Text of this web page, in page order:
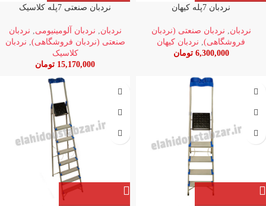
نردبان 7پله کیهان
نردبان
نردبان صنعتی (نردبان
فروشگاهی) نردبان کیهان
6,300,000 تومان
نردبان صنعتی 7پله کلاسیک
نردبان نردبان آلومینیومی
نردبان
صنعتی (نردبان فروشگاهی) نردبان
کلاسیک
15,170,000 تومان